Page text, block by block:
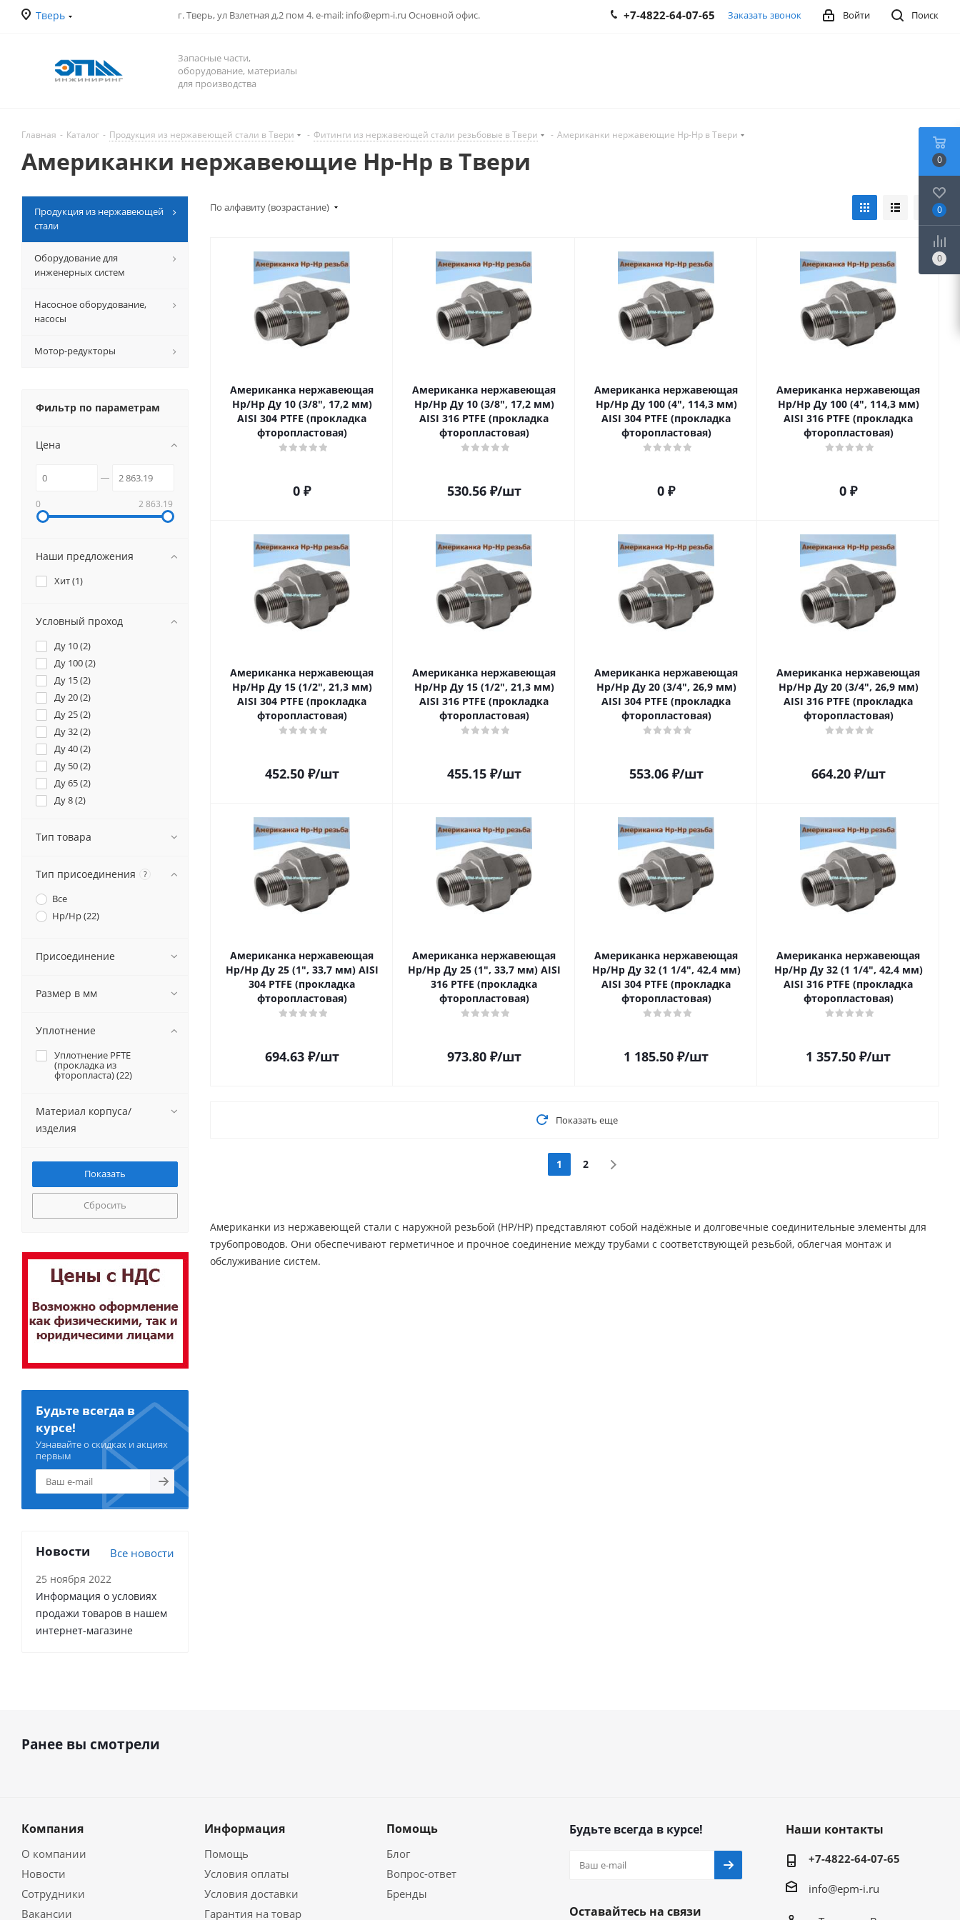
Тверь г. Тверь, ул Взлетная д.2 пом 4. e-mail: info@epm-i.ru Основной офис. Поиск
Войти
+7-4822-64-07-65 Заказать звонок
Запасные части,
оборудование, материалы
для производства
Главная - Каталог - Продукция из нержавеющей стали в Твери - Фитинги из нержавеющей стали резьбовые в Твери - Американки нержавеющие Нр-Нр в Твери
Американки нержавеющие Нр-Нр в Твери
По алфавиту (возрастание)
Американка нержавеющая
Нр/Нр Ду 10 (3/8", 17,2 мм)
AISI 304 PTFE (прокладка
фторопластовая)
0 ₽
Американка нержавеющая
Нр/Нр Ду 10 (3/8", 17,2 мм)
AISI 316 PTFE (прокладка
фторопластовая)
530.56₽/шт
Американка нержавеющая
Нр/Нр Ду 100 (4", 114,3 мм)
AISI 304 PTFE (прокладка
фторопластовая)
0 ₽
Американка нержавеющая
Нр/Нр Ду 100 (4", 114,3 мм)
AISI 316 PTFE (прокладка
фторопластовая)
0 ₽
Американка нержавеющая
Нр/Нр Ду 15 (1/2", 21,3 мм)
AISI 304 PTFE (прокладка
фторопластовая)
452.50₽/шт
Американка нержавеющая
Нр/Нр Ду 15 (1/2", 21,3 мм)
AISI 316 PTFE (прокладка
фторопластовая)
455.15₽/шт
Американка нержавеющая
Нр/Нр Ду 20 (3/4", 26,9 мм)
AISI 304 PTFE (прокладка
фторопластовая)
553.06₽/шт
Американка нержавеющая
Нр/Нр Ду 20 (3/4", 26,9 мм)
AISI 316 PTFE (прокладка
фторопластовая)
664.20₽/шт
Американка нержавеющая
Нр/Нр Ду 25 (1", 33,7 мм) AISI
304 PTFE (прокладка
фторопластовая)
694.63₽/шт
Американка нержавеющая
Нр/Нр Ду 25 (1", 33,7 мм) AISI
316 PTFE (прокладка
фторопластовая)
973.80₽/шт
Американка нержавеющая
Нр/Нр Ду 32 (1 1/4", 42,4 мм)
AISI 304 PTFE (прокладка
фторопластовая)
1 185.50 ₽/шт
Американка нержавеющая
Нр/Нр Ду 32 (1 1/4", 42,4 мм)
AISI 316 PTFE (прокладка
фторопластовая)
1 357.50 ₽/шт
Показать еще
1 2
Американки из нержавеющей стали с наружной резьбой (НР/НР) представляют собой надёжные и долговечные соединительные элементы для
трубопроводов. Они обеспечивают герметичное и прочное соединение между трубами с соответствующей резьбой, облегчая монтаж и
обслуживание систем.
Продукция из нержавеющей
стали
Оборудование для
инженерных систем
Насосное оборудование,
насосы
Мотор-редукторы
Фильтр по параметрам
Цена
0 2 863.19
Наши предложения
Хит (1)
Условный проход
Ду 10 (2)
Ду 100 (2)
Ду 15 (2)
Ду 20 (2)
Ду 25 (2)
Ду 32 (2)
Ду 40 (2)
Ду 50 (2)
Ду 65 (2)
Ду 8 (2)
Тип товара
Тип присоединения ?
Все
Нр/Нр (22)
Присоединение
Размер в мм
Уплотнение
Уплотнение PFTE
(прокладка из
фторопласта) (22)
Материал корпуса/
изделия
Сбросить
Будьте всегда в
курсе!
Узнавайте о скидках и акциях
первым
Новости Все новости
25 ноября 2022
Информация о условиях
продажи товаров в нашем
интернет-магазине
Ранее вы смотрели
Компания
О компании
Новости
Сотрудники
Вакансии
Информация
Помощь
Условия оплаты
Условия доставки
Гарантия на товар
Помощь
Блог
Вопрос-ответ
Бренды
Будьте всегда в курсе!
Оставайтесь на связи
Наши контакты
+7-4822-64-07-65
info@epm-i.ru
0
0
0